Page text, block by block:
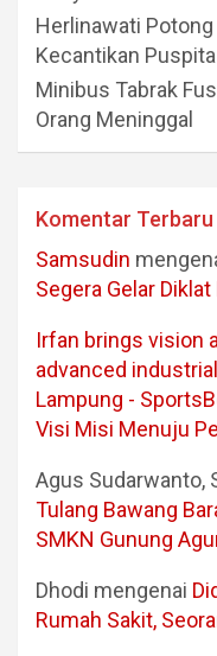
Herlinawati Potong
Kecantikan Puspita
Minibus Tabrak
Orang Meninggal
Komentar Terbaru
Samsudin
Segera Gelar Diklat
Irfan brings vision
advanced
Lampung -
Visi Misi Menuju
Agus Sudarwanto,
Tulang Bawang
SMKN Gunung
Dhodi mengenai
Rumah Sakit,